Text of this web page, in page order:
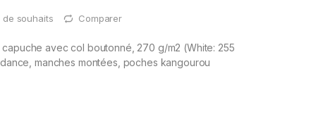
de souhaits Comparer
capuche avec col boutonné, 270 g/m2 (White: 255
manches montées, poches kangourou